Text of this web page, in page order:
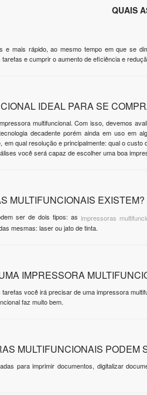
QUAIS
e mais rápido, ao mesmo tempo em que se
e cumprir o aumento de eficiência e
IDEAL PARA SE
multifuncional. Com isso, devemos
decadente porém ainda em uso em
qual resolução e principalmente: qual o
você será capaz de escolher uma boa
MULTIFUNCIONAIS EXISTEM?
ser de dois tipos: as impressoras
mesmas: laser ou jato de tinta.
IMPRESSORA
você irá precisar de uma impressora
faz muito bem.
MULTIFUNCIONAIS PODEM
para imprimir documentos, digitalizar